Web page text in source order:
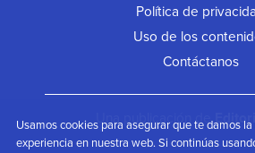
Política de
Uso de los
Contáctanos
Una publicación de
Usamos cookies para asegurar que te damos
experiencia en nuestra web. Si continúas